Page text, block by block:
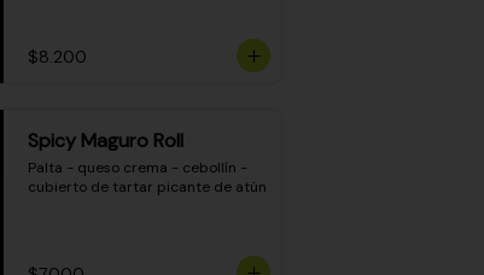
$8.200
Spicy Maguro Roll
Palta - queso crema - cebollín -
cubierto de tartar picante de atún